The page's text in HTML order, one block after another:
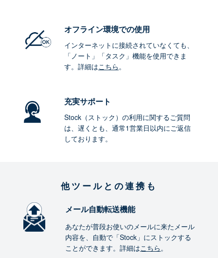
オフライン環境での使用
インターネットに接続されていなくても、
「ノート」「タスク」機能を使用できま
す。詳細はこちら。
充実サポート
Stock（ストック）の利用に関するご質問
は、遅くとも、通常1営業日以内にご返信
しております。
他ツールとの連携も
メール自動転送機能
あなたが普段お使いのメールに来たメール
内容を、自動で「Stock」にストックする
ことができます。詳細はこちら。